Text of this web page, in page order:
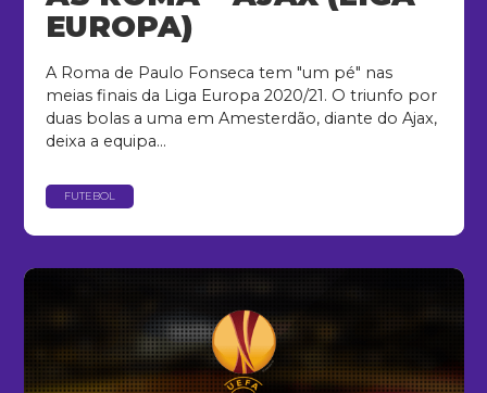
EUROPA)
A Roma de Paulo Fonseca tem "um pé" nas
meias finais da Liga Europa 2020/21. O triunfo por
duas bolas a uma em Amesterdão, diante do Ajax,
deixa a equipa...
FUTEBOL